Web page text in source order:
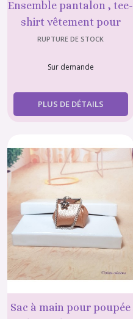
Ensemble pantalon , tee-
shirt vêtement pour
pour poupée mannequin
RUPTURE DE STOCK
Sur demande
PLUS DE DÉTAILS
Sac à main pour poupée